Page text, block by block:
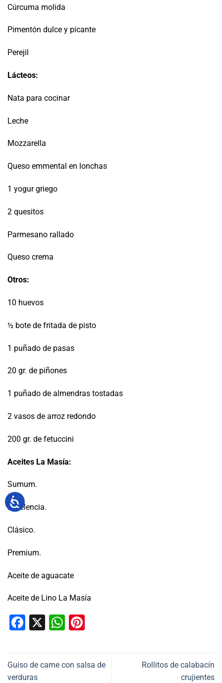
Cúrcuma molida
Pimentón dulce y picante
Perejil
Lácteos:
Nata para cocinar
Leche
Mozzarella
Queso emmental en lonchas
1 yogur griego
2 quesitos
Parmesano rallado
Queso crema
Otros:
10 huevos
½ bote de fritada de pisto
1 puñado de pasas
20 gr. de piñones
1 puñado de almendras tostadas
2 vasos de arroz redondo
200 gr. de fetuccini
Aceites La Masía:
Sumum.
Excelencia.
Clásico.
Premium.
Aceite de aguacate
Aceite de Lino La Masía
Facebook
X WhatsApp
Guiso de carne con salsa de
verduras
Rollitos de calabacín
crujientes